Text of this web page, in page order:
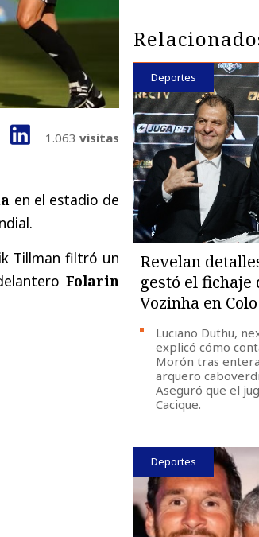
1.063 visitas
en el estadio de
Tillman filtró un
Folarin
Deportes
Revelan
gestó el
Vozinha en
Luciano Duthu,
explicó cómo
Morón tras
arquero
Aseguró que el
Cacique.
Deportes